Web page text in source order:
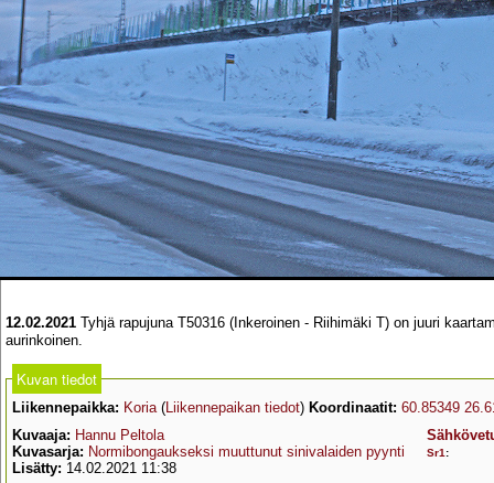
12.02.2021 Tyhjä rapujuna T50316 (Inkeroinen - Riihimäki T) on juuri
aurinkoinen.
Kuvan tiedot
Liikennepaikka: Koria(Liikennepaikan tiedot) Koordinaatit: 60.85349
Kuvaaja: Hannu Peltola
Kuvasarja: Normibongaukseksi muuttunut sinivalaiden pyynti
Lisätty: 14.02.2021 11:38
Sr1 :